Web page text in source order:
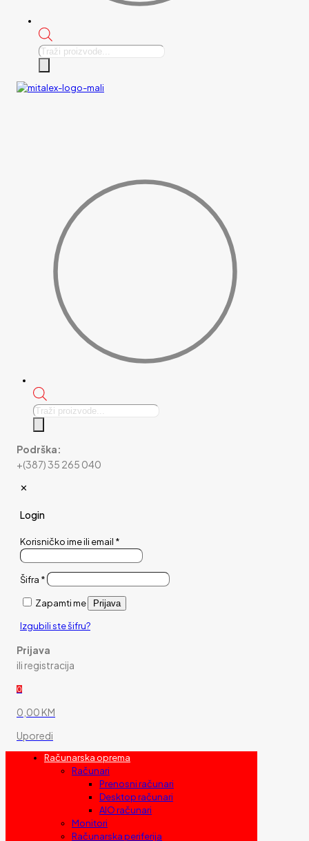
Products
Products
Podrška:
+(387) 35 265 040
✕
Login
Korisničko ime ili email *
Šifra *
Zapamti me Prijava
Izgubili ste šifru?
Prijava
ili registracija
0
0,00 KM
Uporedi
Računarska oprema
Računari
Prenosni računari
Desktop računari
AIO računari
Monitori
Računarska periferija